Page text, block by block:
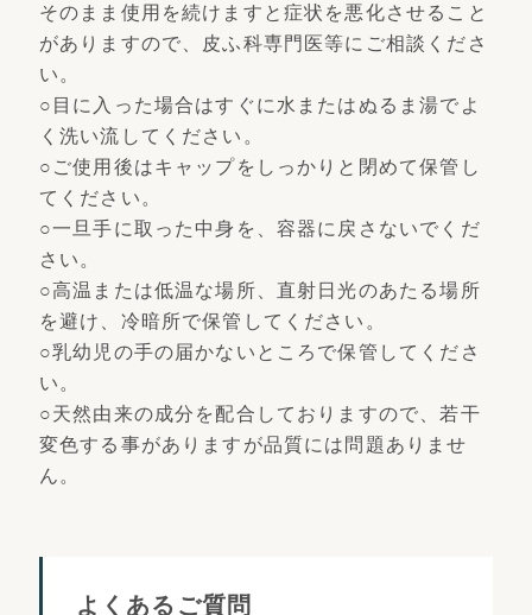
そのまま使用を続けますと症状を悪化させること
がありますので、皮ふ科専門医等にご相談くださ
い。
○目に入った場合はすぐに水またはぬるま湯でよ
く洗い流してください。
○ご使用後はキャップをしっかりと閉めて保管し
てください。
○一旦手に取った中身を、容器に戻さないでくだ
さい。
○高温または低温な場所、直射日光のあたる場所
を避け、冷暗所で保管してください。
○乳幼児の手の届かないところで保管してくださ
い。
○天然由来の成分を配合しておりますので、若干
変色する事がありますが品質には問題ありませ
ん。
よくあるご質問